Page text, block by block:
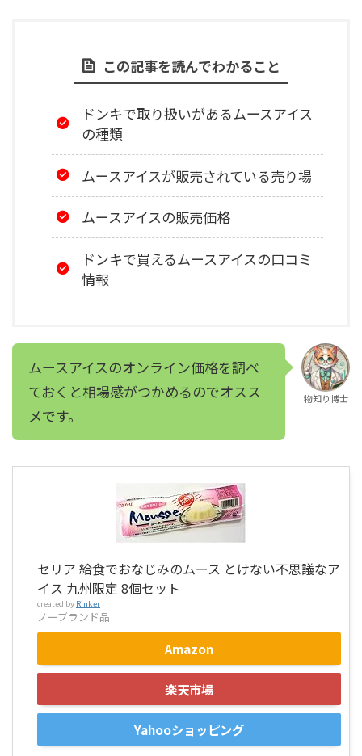
この記事を読んでわかること
ドンキで取り扱いがあるムースアイス
の種類
ムースアイスが販売されている売り場
ムースアイスの販売価格
ドンキで買えるムースアイスの口コミ
情報
ムースアイスのオンライン価格を調べ
ておくと相場感がつかめるのでオスス
メです。
物知り博士
セリア 給食でおなじみのムース とけない不思議なア
イス 九州限定 8個セット
created by Rinker
ノーブランド品
Amazon
楽天市場
Yahooショッピング